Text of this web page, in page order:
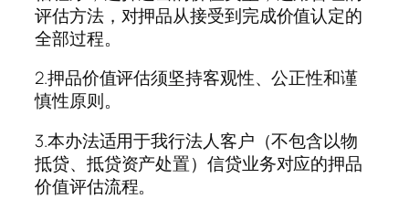
评估方法，对押品从接受到完成价值认定的
全部过程。
2.押品价值评估须坚持客观性、公正性和谨
慎性原则。
3.本办法适用于我行法人客户（不包含以物
抵贷、抵贷资产处置）信贷业务对应的押品
价值评估流程。